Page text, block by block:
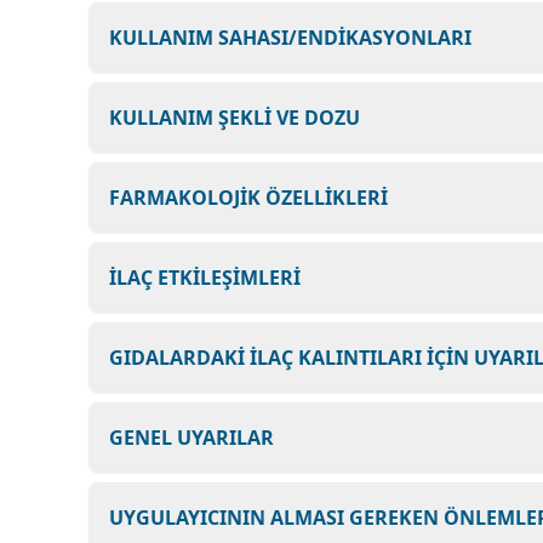
KULLANIM SAHASI/ENDİKASYONLARI
KULLANIM ŞEKLİ VE DOZU
FARMAKOLOJİK ÖZELLİKLERİ
İLAÇ ETKİLEŞİMLERİ
GIDALARDAKİ İLAÇ KALINTILARI İÇİN
GENEL UYARILAR
UYGULAYICININ ALMASI GEREKEN